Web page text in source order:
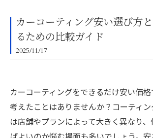
カーコーティング安い選び方
るための比較ガイド
2025/11/17
カーコーティングをできるだけ安い価
考えたことはありませんか？コーティ
は店舗やプランによって大きく異なり